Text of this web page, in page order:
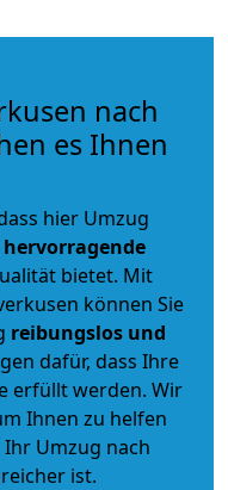
nach
es Ihnen
hier Umzug
hervorragende
bietet. Mit
können Sie
reibungslos und
dafür, dass Ihre
erfüllt werden. Wir
Ihnen zu helfen
Umzug nach
ist.